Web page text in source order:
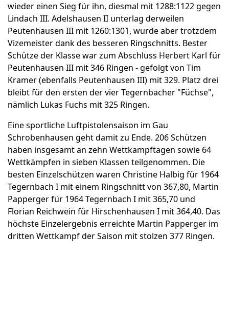
wieder einen Sieg für ihn, diesmal mit 1288:1122 gegen
Lindach III. Adelshausen II unterlag derweilen
Peutenhausen III mit 1260:1301, wurde aber trotzdem
Vizemeister dank des besseren Ringschnitts. Bester
Schütze der Klasse war zum Abschluss Herbert Karl für
Peutenhausen III mit 346 Ringen - gefolgt von Tim
Kramer (ebenfalls Peutenhausen III) mit 329. Platz drei
bleibt für den ersten der vier Tegernbacher "Füchse",
nämlich Lukas Fuchs mit 325 Ringen.
Eine sportliche Luftpistolensaison im Gau
Schrobenhausen geht damit zu Ende. 206 Schützen
haben insgesamt an zehn Wettkampftagen sowie 64
Wettkämpfen in sieben Klassen teilgenommen. Die
besten Einzelschützen waren Christine Halbig für 1964
Tegernbach I mit einem Ringschnitt von 367,80, Martin
Papperger für 1964 Tegernbach I mit 365,70 und
Florian Reichwein für Hirschenhausen I mit 364,40. Das
höchste Einzelergebnis erreichte Martin Papperger im
dritten Wettkampf der Saison mit stolzen 377 Ringen.